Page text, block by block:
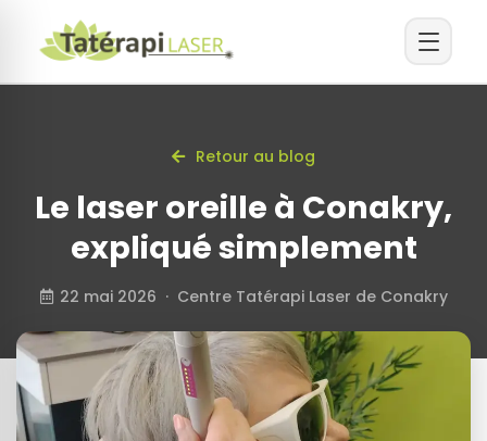
Retour au blog
Le laser oreille à Conakry,
expliqué simplement
22 mai 2026 · Centre Tatérapi Laser de Conakry